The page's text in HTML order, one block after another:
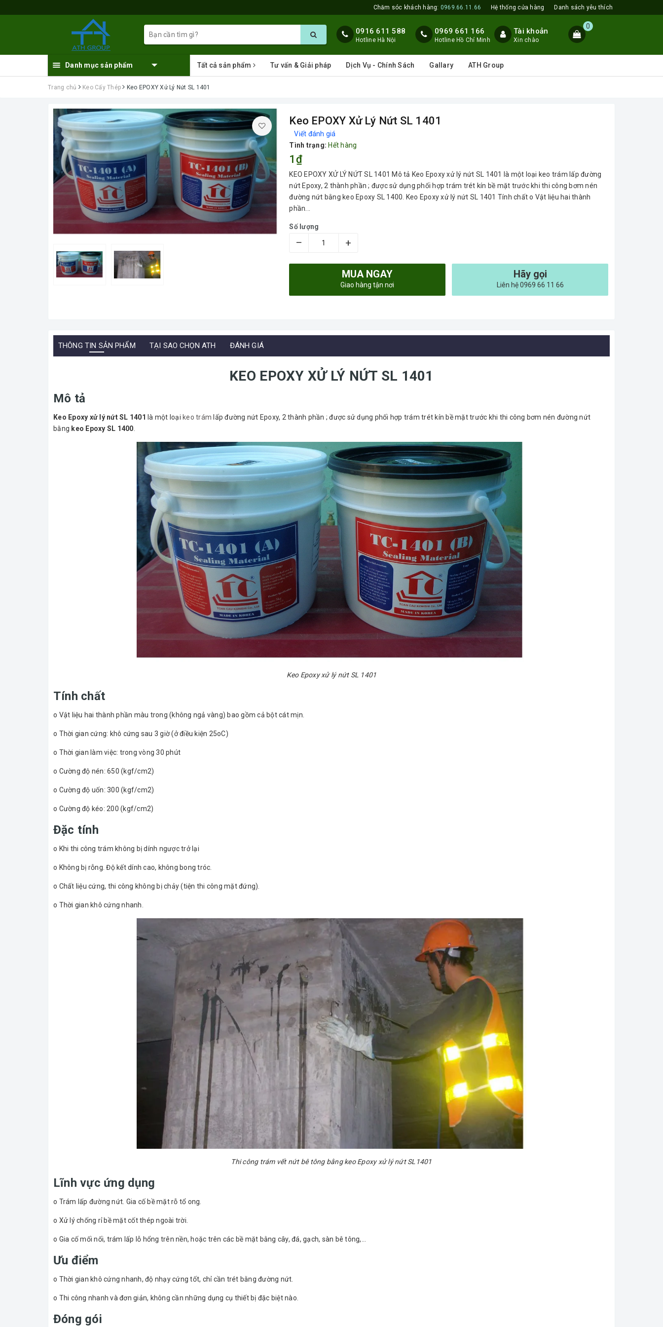
Chăm sóc khách hàng: 0969.66.11.66 Hệ thống cửa hàng Danh sách yêu thích
0916 611 588
Hotline Hà Nội
0969 661 166
Hotline Hồ Chí Minh
Tài khoản
Xin chào
0
Danh mục sản phẩm Tất cả sản phẩm Tư vấn & Giải pháp Dịch Vụ - Chính Sách Gallary ATH Group
Trang chủ Keo Cấy Thép Keo EPOXY Xử Lý Nứt SL 1401
Keo EPOXY Xử Lý Nứt SL 1401
Viết đánh giá
Tình trạng: Hết hàng
1₫
KEO EPOXY XỬ LÝ NỨT SL 1401 Mô tả Keo Epoxy xử lý nứt SL 1401 là một loại keo trám lấp đường
nứt Epoxy, 2 thành phần ; được sử dụng phối hợp trám trét kín bề mặt trước khi thi công bơm nén
đường nứt bằng keo Epoxy SL 1400. Keo Epoxy xử lý nứt SL 1401 Tính chất o Vật liệu hai thành
phần...
Số lượng
– +
MUA NGAY
Giao hàng tận nơi
Hãy gọi
Liên hệ 0969 66 11 66
THÔNG TIN SẢN PHẨM TẠI SAO CHỌN ATH ĐÁNH GIÁ
KEO EPOXY XỬ LÝ NỨT SL 1401
Mô tả
Keo Epoxy xử lý nứt SL 1401 là một loại keo trám lấp đường nứt Epoxy, 2 thành phần ; được sử dụng phối hợp trám trét kín bề mặt trước khi thi công bơm nén đường nứt
bằng keo Epoxy SL 1400
Keo Epoxy xử lý nứt SL 1401
Tính chất
o Vật liệu hai thành phần màu trong (không ngả vàng) bao gồm cả bột cát mịn.
o Thời gian cứng: khô cứng sau 3 giờ (ở điều kiện 25oC)
o Thời gian làm việc: trong vòng 30 phút
o Cường độ nén: 650 (kgf/cm2)
o Cường độ uốn: 300 (kgf/cm2)
o Cường độ kéo: 200 (kgf/cm2)
Đặc tính
o Khi thi công trám không bị dính ngược trở lại
o Không bị rỗng. Độ kết dính cao, không bong tróc.
o Chất liệu cứng, thi công không bị chảy (tiện thi công mặt đứng).
o Thời gian khô cứng nhanh.
Thi công trám vết nứt bê tông bằng keo Epoxy xử lý nứt SL1401
Lĩnh vực ứng dụng
o Trám lấp đường nứt. Gia cố bề mặt rỗ tổ ong.
o Xử lý chống rỉ bề mặt cốt thép ngoài trời.
o Gia cố mối nối, trám lấp lỗ hổng trên nền, hoặc trên các bề mặt bằng cây, đá, gạch, sàn bê tông,…
Ưu điểm
o Thời gian khô cứng nhanh, độ nhạy cứng tốt, chỉ cần trét bằng đường nứt.
o Thi công nhanh và đơn giản, không cần những dụng cụ thiết bị đặc biệt nào.
Đóng gói